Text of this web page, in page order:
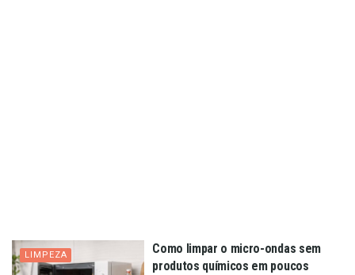
LIMPEZA
Como limpar o micro-ondas sem
produtos químicos em poucos